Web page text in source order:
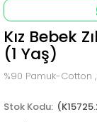
Kız Bebek
(1 Yaş)
%90 Pamuk-Cotton ,